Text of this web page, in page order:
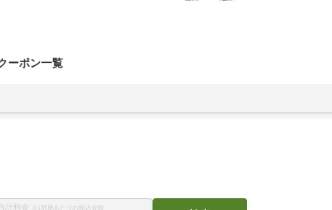
ーポン一覧
計料金 ※1部屋あたりの税込金額